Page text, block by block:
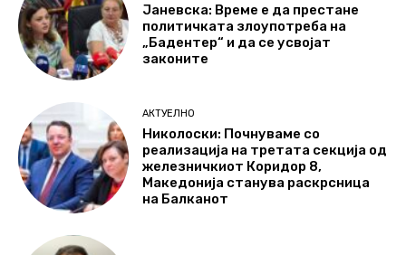
Јаневска: Време е да престане
политичката злоупотреба на
„Бадентер“ и да се усвојат
законите
АКТУЕЛНО
Николоски: Почнуваме со
реализација на третата секција од
железничкиот Коридор 8,
Македонија станува раскрсница
на Балканот